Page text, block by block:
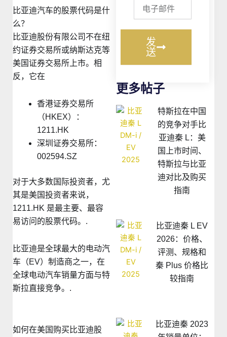
比亚迪汽车的股票代码是什
么？
比亚迪股份有限公司不在纽
约证券交易所或纳斯达克等
美国证券交易所上市。相
反，它在
香港证券交易所
（HKEX）：
1211.HK
深圳证券交易所：
002594.SZ
对于大多数国际投资者，尤
其是美国投资者来说，
1211.HK 是最主要、最容
易访问的股票代码。.
比亚迪是全球最大的电动汽
车（EV）制造商之一，在
全球电动汽车销量方面与特
斯拉直接竞争。.
如何在美国购买比亚迪股
发
送
更多帖子
特斯拉在中国
的竞争对手比
亚迪秦 L：美
国上市时间、
特斯拉与比亚
迪对比及购买
指南
比亚迪秦 L EV
2026：价格、
评测、规格和
秦 Plus 价格比
较指南
比亚迪秦 2023